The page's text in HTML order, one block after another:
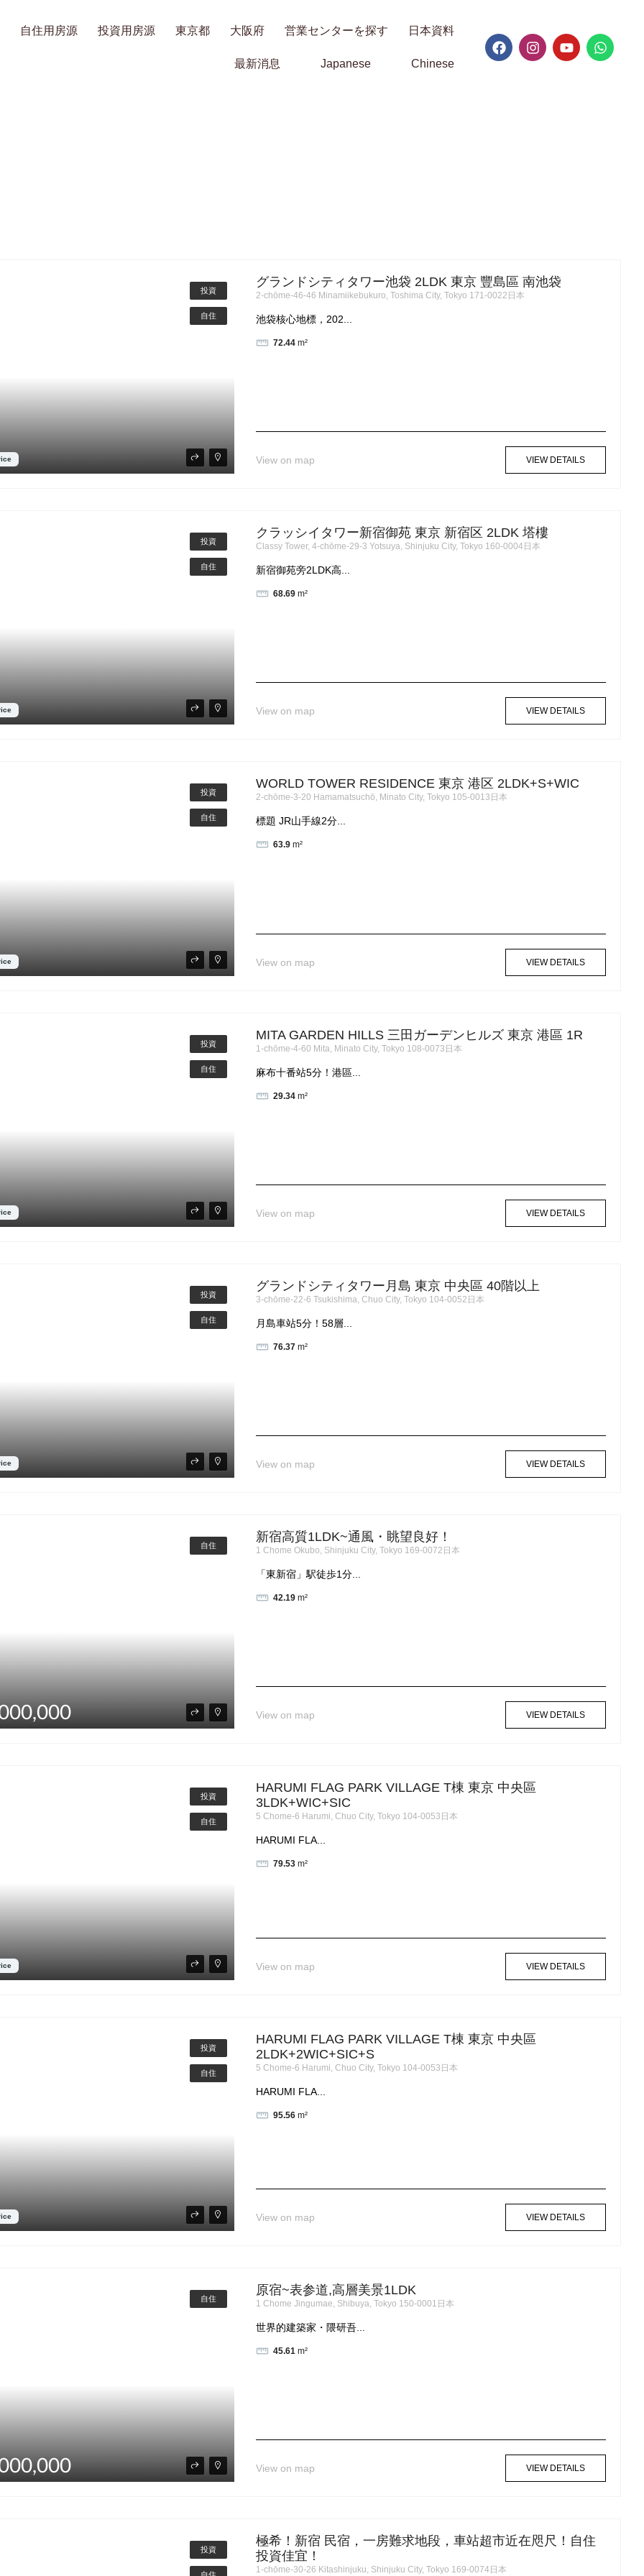
自住用房源 投資用房源 東京都 大阪府 営業センターを探す 日本資料
最新消息 Japanese Chinese
投資
自住
グランドシティタワー池袋 2LDK 東京 豐島區 南池袋
2-chōme-46-46 Minamiikebukuro, Toshima City, Tokyo 171-0022日本
池袋核心地標，202...
72.44 m²
View on map VIEW DETAILS
投資
自住
クラッシイタワー新宿御苑 東京 新宿区 2LDK 塔樓
Classy Tower, 4-chōme-29-3 Yotsuya, Shinjuku City, Tokyo 160-0004日本
新宿御苑旁2LDK高...
68.69 m²
View on map VIEW DETAILS
投資
自住
WORLD TOWER RESIDENCE 東京 港区 2LDK+S+WIC
2-chōme-3-20 Hamamatsuchō, Minato City, Tokyo 105-0013日本
標題 JR山手線2分...
63.9 m²
View on map VIEW DETAILS
投資
自住
MITA GARDEN HILLS 三田ガーデンヒルズ 東京 港區 1R
1-chōme-4-60 Mita, Minato City, Tokyo 108-0073日本
麻布十番站5分！港區...
29.34 m²
View on map VIEW DETAILS
投資
自住
グランドシティタワー月島 東京 中央區 40階以上
3-chōme-22-6 Tsukishima, Chuo City, Tokyo 104-0052日本
月島車站5分！58層...
76.37 m²
View on map VIEW DETAILS
自住
新宿高質1LDK~通風・眺望良好！
1 Chome Okubo, Shinjuku City, Tokyo 169-0072日本
「東新宿」駅徒歩1分...
42.19 m²
View on map VIEW DETAILS
投資
自住
HARUMI FLAG PARK VILLAGE T棟 東京 中央區
3LDK+WIC+SIC
5 Chome-6 Harumi, Chuo City, Tokyo 104-0053日本
HARUMI FLA...
79.53 m²
View on map VIEW DETAILS
投資
自住
HARUMI FLAG PARK VILLAGE T棟 東京 中央區
2LDK+2WIC+SIC+S
5 Chome-6 Harumi, Chuo City, Tokyo 104-0053日本
HARUMI FLA...
95.56 m²
View on map VIEW DETAILS
自住
原宿~表参道,高層美景1LDK
1 Chome Jingumae, Shibuya, Tokyo 150-0001日本
世界的建築家・隈研吾...
45.61 m²
View on map VIEW DETAILS
投資
極希！新宿 民宿，一房難求地段，車站超市近在咫尺！自住
投資佳宜！
1-chōme-30-26 Kitashinjuku, Shinjuku City, Tokyo 169-0074日本